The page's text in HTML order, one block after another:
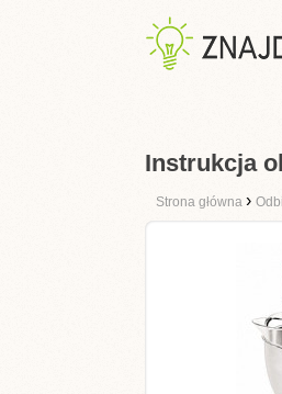
Instrukcja
Strona główna ›